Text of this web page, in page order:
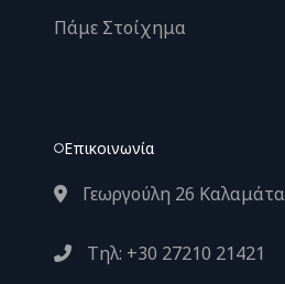
Πάμε Στοίχημα
Επικοινωνία
Γεωργούλη 26 Καλαμάτα
Τηλ: +30 27210 21421